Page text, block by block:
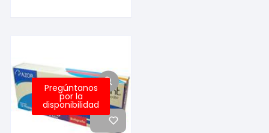
Pregúntanos
por la
disponibilidad